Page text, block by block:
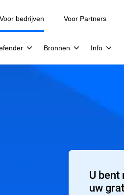
Voor bedrijven
Bronnen Info
Voor Partners
U
uw